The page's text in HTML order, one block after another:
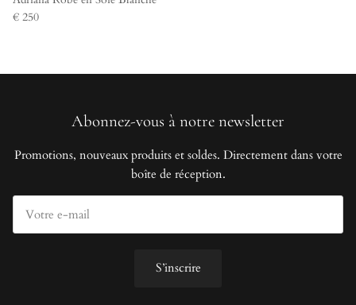
€ 250
Abonnez-vous à notre newsletter
Promotions, nouveaux produits et soldes. Directement dans votre
boîte de réception.
S’inscrire